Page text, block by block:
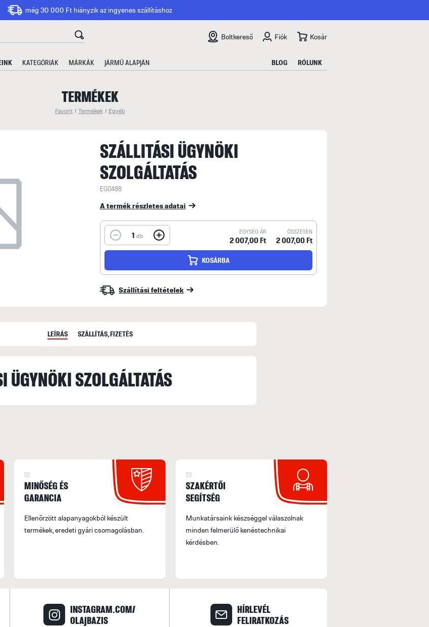
még 30 000 Ft hiányzik az ingyenes szállításhoz
Boltkereső Fiók Kosár
KATEGÓRIÁK MÁRKÁK JÁRMŰ ALAPJÁN BLOG RÓLUNK
TERMÉKEK
Favorit / Termékek / Egyéb
SZÁLLITÁSI ÜGYNÖKI
SZOLGÁLTATÁS
EG0488
A termék részletes adatai
1 db
EGYSÉG ÁR
2 007,00 Ft
ÖSSZESEN
2 007,00 Ft
KOSÁRBA
Szállítási feltételek
LEÍRÁS SZÁLLÍTÁS, FIZETÉS
ÜGYNÖKI SZOLGÁLTATÁS
A rendelést követően a terméket kiszállítjuk
Fizetési módok: Előre utalás, Online
Szállítás várható teljesítése: a
amennyiben az adott termék raktáron van.
Ezen értékhatár alatt bruttó 2500 Ft
02
MINŐSÉG ÉS
GARANCIA
Ellenőrzött alapanyagokból készült
termékek, eredeti gyári csomagolásban.
03
SZAKÉRTŐI
SEGÍTSÉG
Munkatársaink készséggel válaszolnak
minden felmerülő kenéstechnikai
kérdésben.
INSTAGRAM.COM/
OLAJBAZIS
HÍRLEVÉL
FELIRATKOZÁS